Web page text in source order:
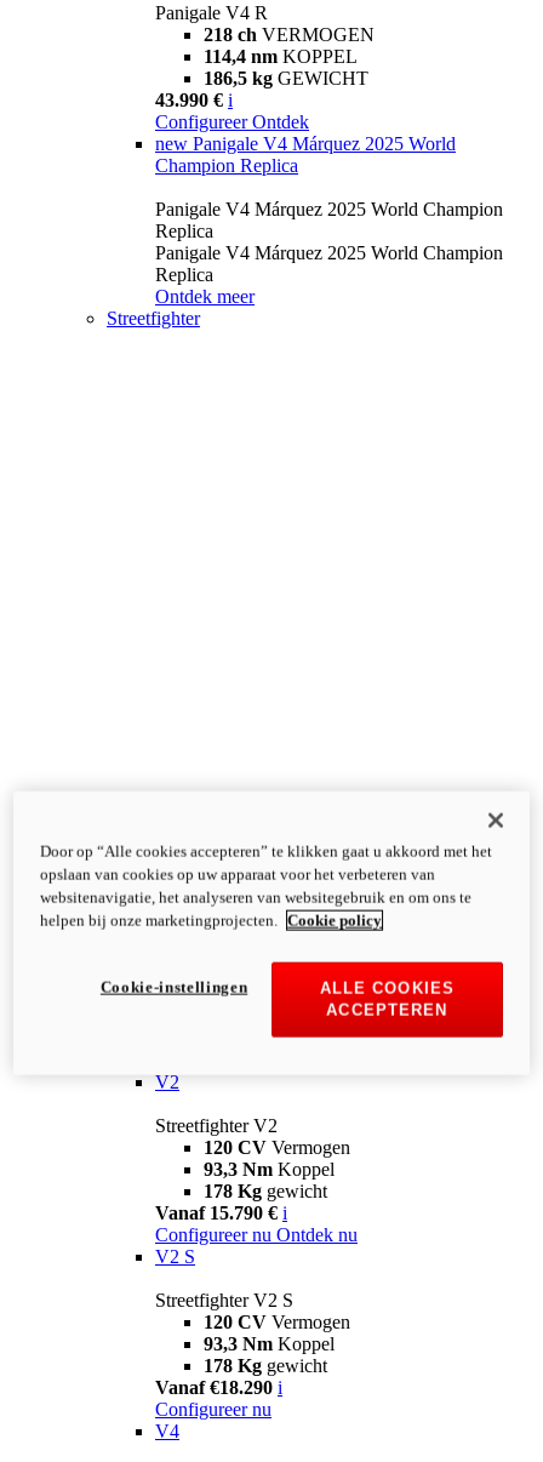
Panigale V4 R
218 ch VERMOGEN
114,4 nm KOPPEL
186,5 kg GEWICHT
43.990 € i
Configureer Ontdek
new Panigale V4 Márquez 2025 World
Champion Replica
Panigale V4 Márquez 2025 World Champion
Replica
Panigale V4 Márquez 2025 World Champion
Replica
Ontdek meer
Streetfighter
V2
Streetfighter V2
120 CV Vermogen
93,3 Nm Koppel
178 Kg gewicht
Vanaf 15.790 € i
Configureer nu Ontdek nu
V2 S
Streetfighter V2 S
120 CV Vermogen
93,3 Nm Koppel
178 Kg gewicht
Vanaf €18.290 i
Configureer nu
V4
Door op “Alle cookies accepteren” te klikken gaat u akkoord met het
opslaan van cookies op uw apparaat voor het verbeteren van
websitenavigatie, het analyseren van websitegebruik en om ons te
helpen bij onze marketingprojecten.
Cookie policy
ALLE COOKIES
ACCEPTEREN
Cookie-instellingen